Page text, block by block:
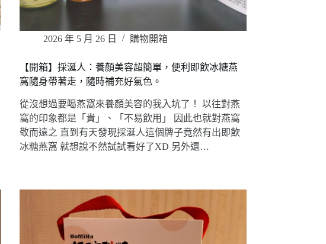
2026 年 5 月 26 日 購物開箱
【開箱】採涎人：養顏美容超簡單，便利即飲冰糖燕
窩隨身帶著走，隨時補充好氣色。
從沒想過要喝燕窩來養顏美容的我入坑了！ 以往對燕
窩的印象都是「貴」、「不易飲用」 因此也就對燕窩
敬而遠之 直到有天發現採涎人這個牌子竟然有出即飲
冰糖燕窩 就想說不然試試看好了XD 另外還…